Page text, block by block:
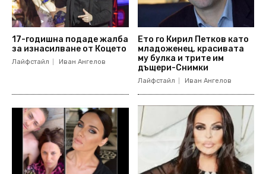
17-годишна подаде жалба
за изнасилване от Коцето
Лайфстайл Иван Ангелов
Ето го Кирил Петков като
младоженец, красивата
му булка и трите им
дъщери-Снимки
Лайфстайл Иван Ангелов